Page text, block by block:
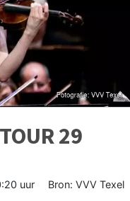
29
uur Bron: VVV Texel